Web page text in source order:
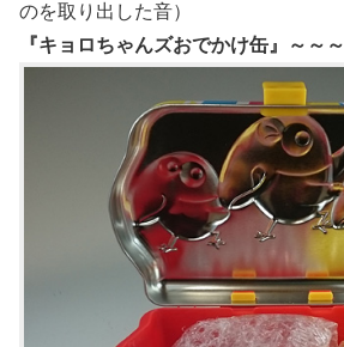
のを取り出した音）
『キョロちゃんズおでかけ缶』～～～